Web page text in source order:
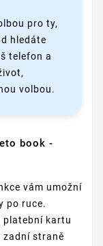
pro ty,
hledáte
telefon a
volbou.
book -
vám umožní
po ruce.
platební kartu
zadní straně